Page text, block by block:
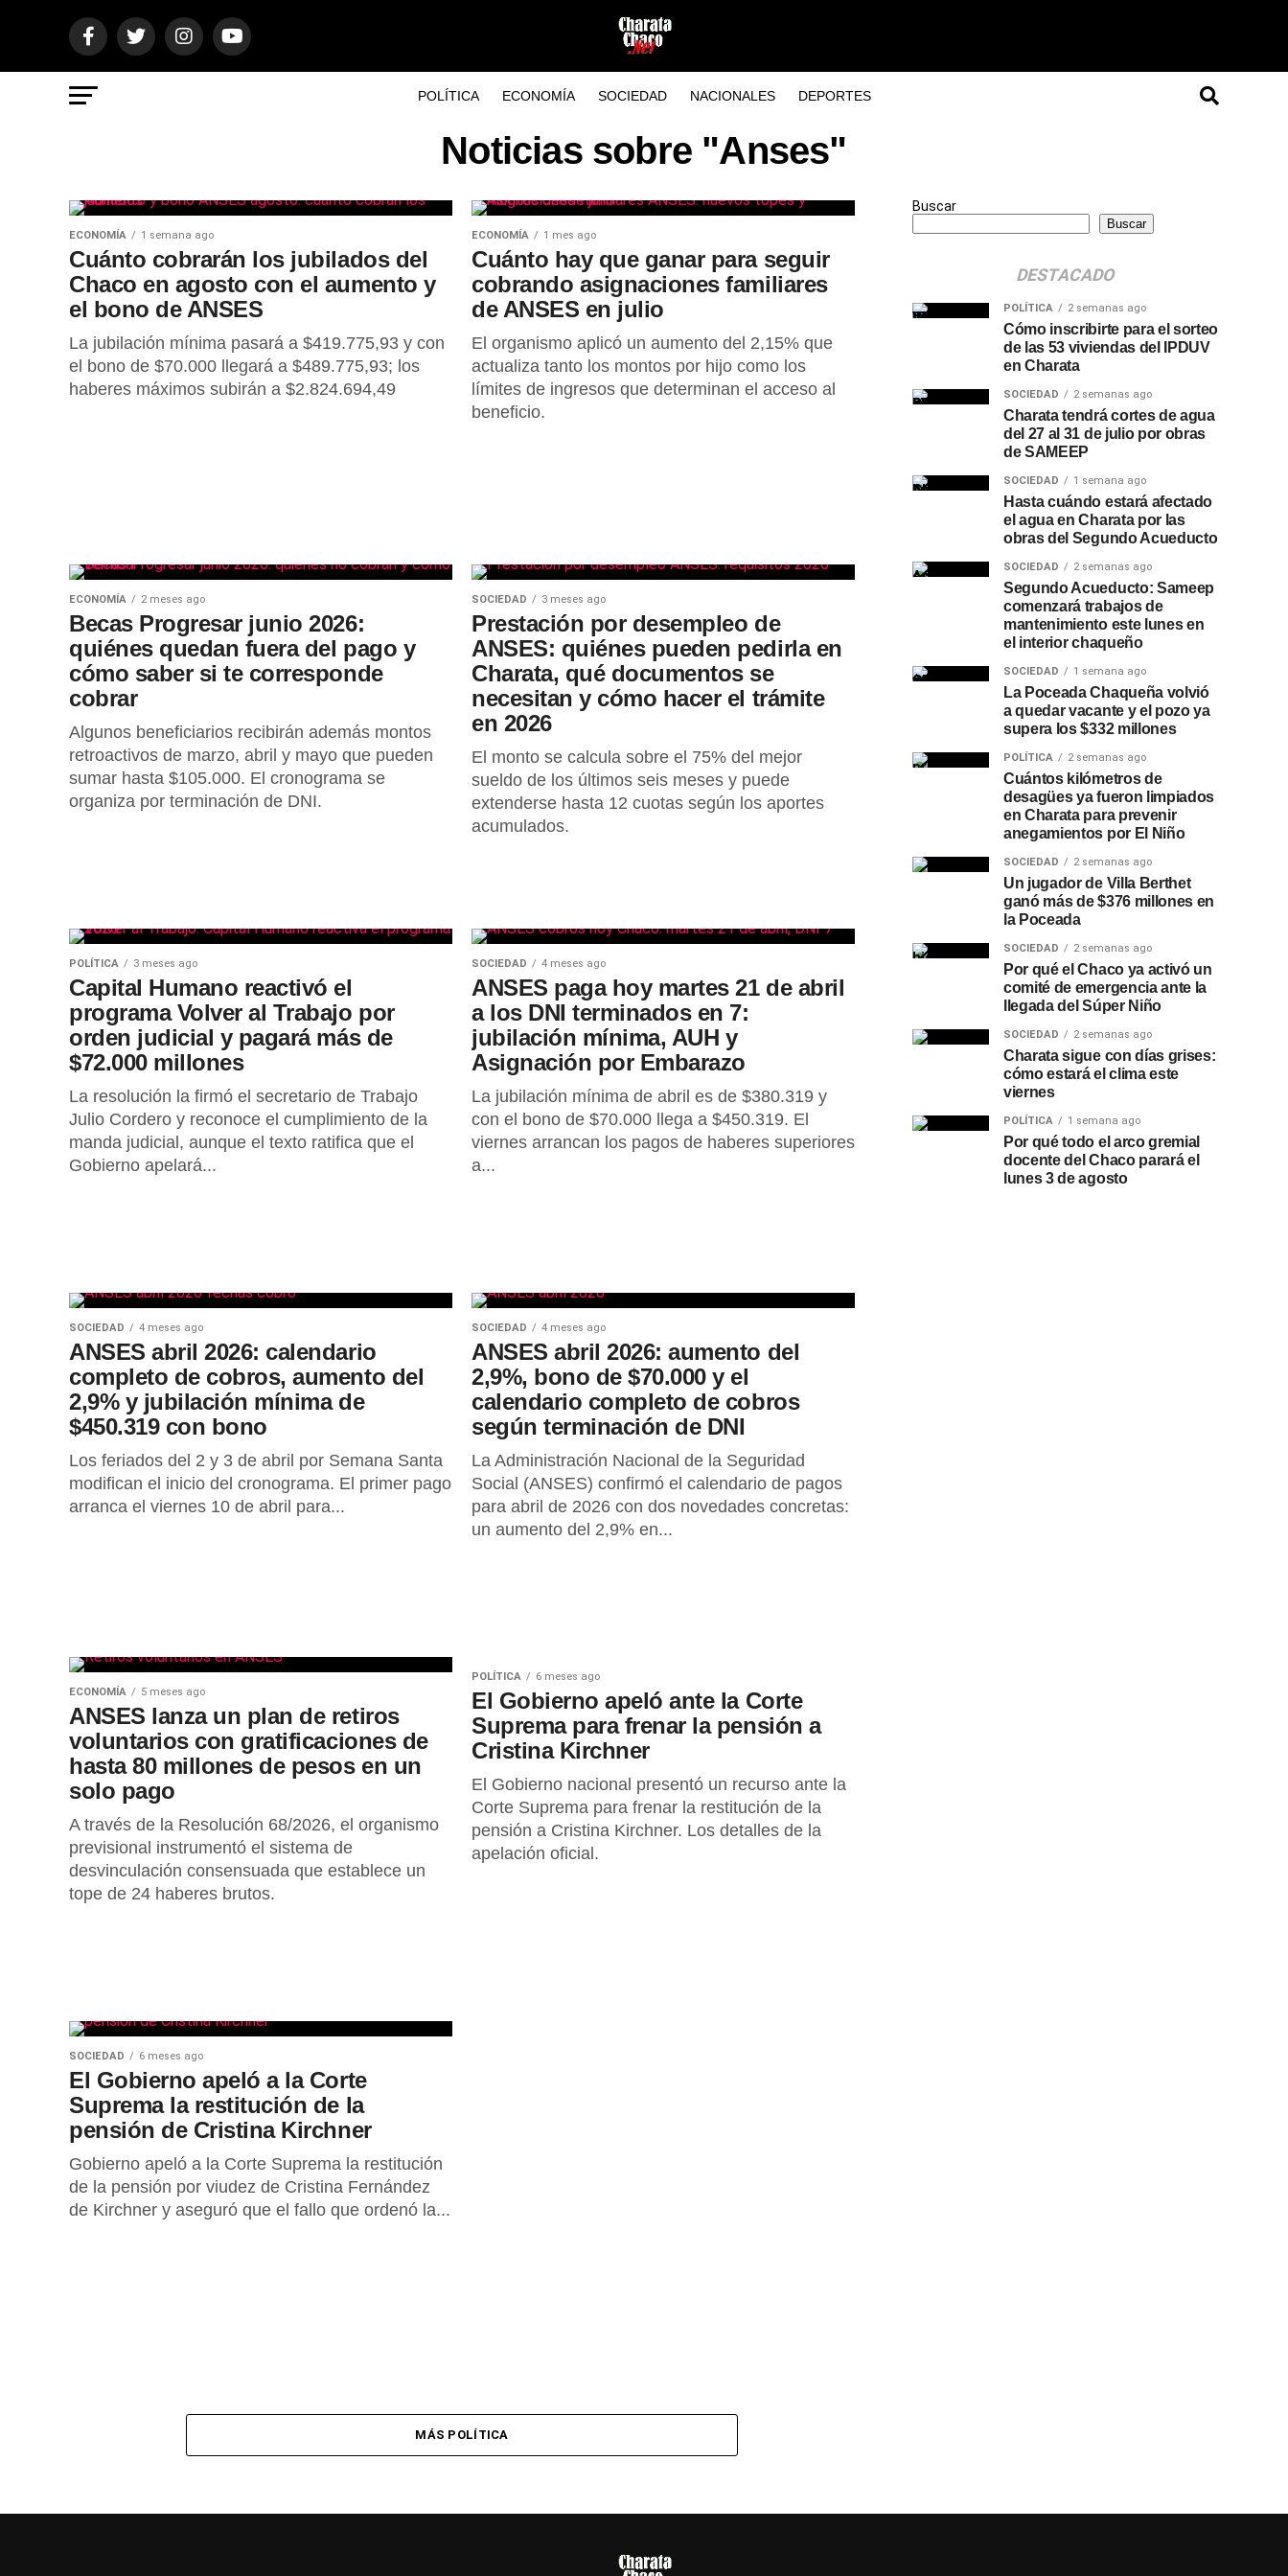
POLÍTICA ECONOMÍA SOCIEDAD NACIONALES DEPORTES
Noticias sobre "Anses"
ECONOMÍA 1 semana ago
Cuánto cobrarán los jubilados del
Chaco en agosto con el aumento y
el bono de ANSES
La jubilación mínima pasará a $419.775,93 y con
el bono de $70.000 llegará a $489.775,93; los
haberes máximos subirán a $2.824.694,49
ECONOMÍA 1 mes ago
Cuánto hay que ganar para seguir
cobrando asignaciones familiares
de ANSES en julio
El organismo aplicó un aumento del 2,15% que
actualiza tanto los montos por hijo como los
límites de ingresos que determinan el acceso al
beneficio.
ECONOMÍA 2 meses ago
Becas Progresar junio 2026:
quiénes quedan fuera del pago y
cómo saber si te corresponde
cobrar
Algunos beneficiarios recibirán además montos
retroactivos de marzo, abril y mayo que pueden
sumar hasta $105.000. El cronograma se
organiza por terminación de DNI.
SOCIEDAD 3 meses ago
Prestación por desempleo de
ANSES: quiénes pueden pedirla en
Charata, qué documentos se
necesitan y cómo hacer el trámite
en 2026
El monto se calcula sobre el 75% del mejor
sueldo de los últimos seis meses y puede
extenderse hasta 12 cuotas según los aportes
acumulados.
POLÍTICA 3 meses ago
Capital Humano reactivó el
programa Volver al Trabajo por
orden judicial y pagará más de
$72.000 millones
La resolución la firmó el secretario de Trabajo
Julio Cordero y reconoce el cumplimiento de la
manda judicial, aunque el texto ratifica que el
Gobierno apelará...
SOCIEDAD 4 meses ago
ANSES paga hoy martes 21 de abril
a los DNI terminados en 7:
jubilación mínima, AUH y
Asignación por Embarazo
La jubilación mínima de abril es de $380.319 y
con el bono de $70.000 llega a $450.319. El
viernes arrancan los pagos de haberes superiores
a...
SOCIEDAD 4 meses ago
ANSES abril 2026: calendario
completo de cobros, aumento del
2,9% y jubilación mínima de
$450.319 con bono
Los feriados del 2 y 3 de abril por Semana Santa
modifican el inicio del cronograma. El primer pago
arranca el viernes 10 de abril para...
SOCIEDAD 4 meses ago
ANSES abril 2026: aumento del
2,9%, bono de $70.000 y el
calendario completo de cobros
según terminación de DNI
La Administración Nacional de la Seguridad
Social (ANSES) confirmó el calendario de pagos
para abril de 2026 con dos novedades concretas:
un aumento del 2,9% en...
ECONOMÍA 5 meses ago
ANSES lanza un plan de retiros
voluntarios con gratificaciones de
hasta 80 millones de pesos en un
solo pago
A través de la Resolución 68/2026, el organismo
previsional instrumentó el sistema de
desvinculación consensuada que establece un
tope de 24 haberes brutos.
POLÍTICA 6 meses ago
El Gobierno apeló ante la Corte
Suprema para frenar la pensión a
Cristina Kirchner
El Gobierno nacional presentó un recurso ante la
Corte Suprema para frenar la restitución de la
pensión a Cristina Kirchner. Los detalles de la
apelación oficial.
SOCIEDAD 6 meses ago
El Gobierno apeló a la Corte
Suprema la restitución de la
pensión de Cristina Kirchner
Gobierno apeló a la Corte Suprema la restitución
de la pensión por viudez de Cristina Fernández
de Kirchner y aseguró que el fallo que ordenó la...
MÁS POLÍTICA
Buscar
Buscar
DESTACADO
POLÍTICA 2 semanas ago
Cómo inscribirte para el sorteo
de las 53 viviendas del IPDUV
en Charata
SOCIEDAD 2 semanas ago
Charata tendrá cortes de agua
del 27 al 31 de julio por obras
de SAMEEP
SOCIEDAD 1 semana ago
Hasta cuándo estará afectado
el agua en Charata por las
obras del Segundo Acueducto
SOCIEDAD 2 semanas ago
Segundo Acueducto: Sameep
comenzará trabajos de
mantenimiento este lunes en
el interior chaqueño
SOCIEDAD 1 semana ago
La Poceada Chaqueña volvió
a quedar vacante y el pozo ya
supera los $332 millones
POLÍTICA 2 semanas ago
Cuántos kilómetros de
desagües ya fueron limpiados
en Charata para prevenir
anegamientos por El Niño
SOCIEDAD 2 semanas ago
Un jugador de Villa Berthet
ganó más de $376 millones en
la Poceada
SOCIEDAD 2 semanas ago
Por qué el Chaco ya activó un
comité de emergencia ante la
llegada del Súper Niño
SOCIEDAD 2 semanas ago
Charata sigue con días grises:
cómo estará el clima este
viernes
POLÍTICA 1 semana ago
Por qué todo el arco gremial
docente del Chaco parará el
lunes 3 de agosto